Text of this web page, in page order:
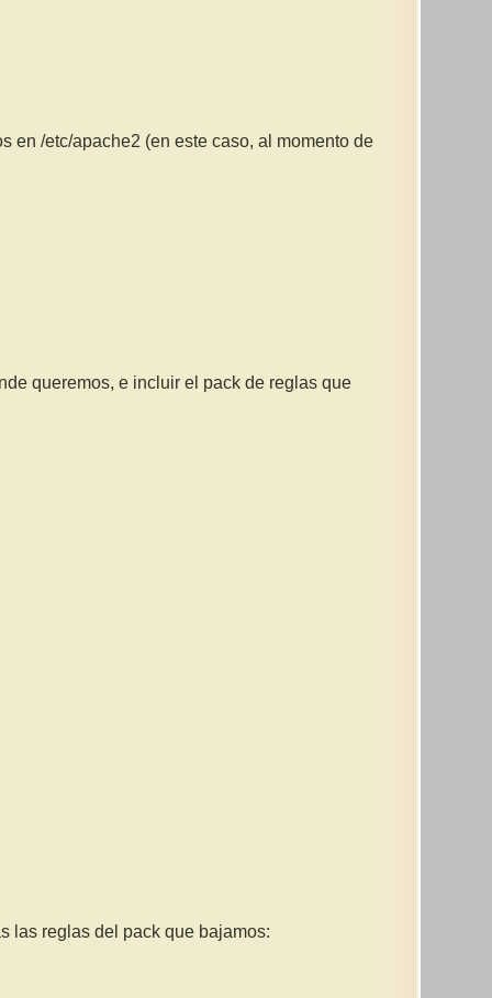
en /etc/apache2 (en este caso, al momento de
queremos, e incluir el pack de reglas que
las reglas del pack que bajamos: